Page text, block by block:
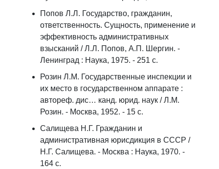
Попов Л.Л. Государство, гражданин,
ответственность. Сущность, применение и
эффективность административных
взысканий / Л.Л. Попов, А.П. Шергин. -
Ленинград : Наука, 1975. - 251 с.
Розин Л.М. Государственные инспекции и
их место в государственном аппарате :
автореф. дис… канд. юрид. наук / Л.М.
Розин. - Москва, 1952. - 15 с.
Салищева Н.Г. Гражданин и
административная юрисдикция в СССР /
Н.Г. Салищева. - Москва : Наука, 1970. -
164 с.